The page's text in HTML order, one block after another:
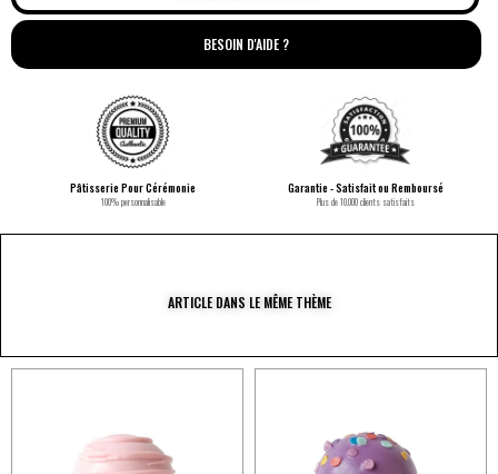
BESOIN D'AIDE ?
Pâtisserie Pour Cérémonie
100% personnalisable
Garantie - Satisfait ou Remboursé
Plus de 10.000 clients satisfaits
ARTICLE DANS LE MÊME THÈME